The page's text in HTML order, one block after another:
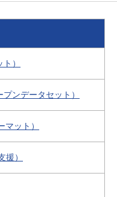
）
ンデータセット）
ット）
援）